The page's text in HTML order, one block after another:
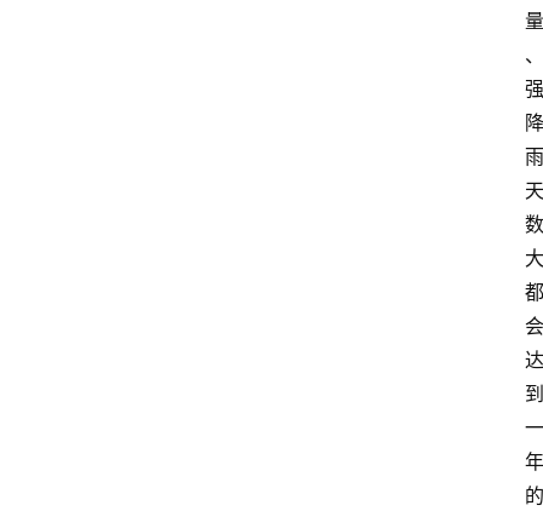
量
、
强
降
雨
天
数
大
都
会
达
到
一
年
的